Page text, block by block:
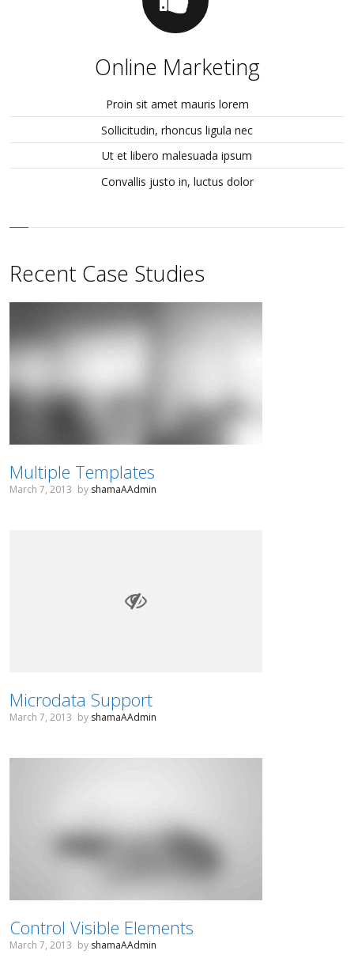
Online Marketing
Proin sit amet mauris lorem
Sollicitudin, rhoncus ligula nec
Ut et libero malesuada ipsum
Convallis justo in, luctus dolor
Recent Case Studies
Multiple Templates
March 7, 2013 by shamaAAdmin
Microdata Support
March 7, 2013 by shamaAAdmin
Control Visible Elements
March 7, 2013 by shamaAAdmin